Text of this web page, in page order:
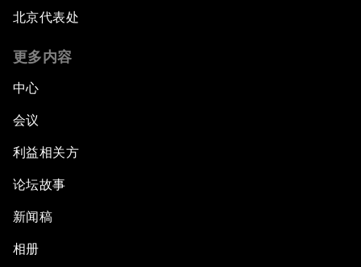
北京代表处
更多内容
中心
会议
利益相关方
论坛故事
新闻稿
相册